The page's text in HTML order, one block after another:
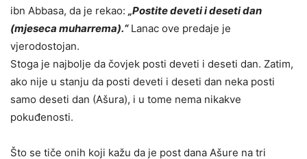
ibn Abbasa, da je rekao: „Postite deveti i deseti dan
(mjeseca muharrema).“Lanac ove predaje je
vjerodostojan.
Stoga je najbolje da čovjek posti deveti i deseti dan. Zatim,
ako nije u stanju da posti deveti i deseti dan neka posti
samo deseti dan (Ašura), i u tome nema nikakve
pokuđenosti.
Što se tiče onih koji kažu da je post dana Ašure na tri